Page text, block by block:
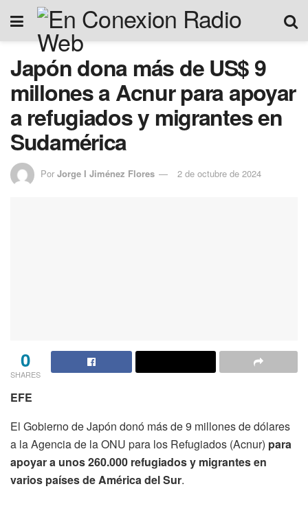
Japón dona más de US$ 9
millones a Acnur para apoyar
a refugiados y migrantes en
Sudamérica
Por Jorge I Jiménez Flores 2 de octubre de 2024
0
SHARES
EFE
El Gobierno de Japón donó más de 9 millones de dólares
a la Agencia de la ONU para los Refugiados (Acnur) para
apoyar a unos 260.000 refugiados y migrantes en
varios países de América del Sur.